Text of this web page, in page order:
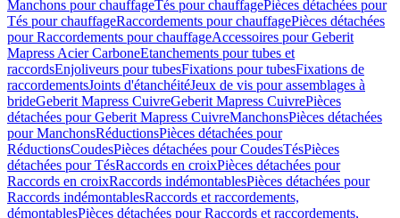
Manchons pour chauffageTés pour chauffagePièces détachées pour
Tés pour chauffageRaccordements pour chauffagePièces détachées
pour Raccordements pour chauffageAccessoires pour Geberit
Mapress Acier CarboneEtanchements pour tubes et
raccordsEnjoliveurs pour tubesFixations pour tubesFixations de
raccordementsJoints d'étanchéitéJeux de vis pour assemblages à
brideGeberit Mapress CuivreGeberit Mapress CuivrePièces
détachées pour Geberit Mapress CuivreManchonsPièces détachées
pour ManchonsRéductionsPièces détachées pour
RéductionsCoudesPièces détachées pour CoudesTésPièces
détachées pour TésRaccords en croixPièces détachées pour
Raccords en croixRaccords indémontablesPièces détachées pour
Raccords indémontablesRaccords et raccordements,
démontablesPièces détachées pour Raccords et raccordements,